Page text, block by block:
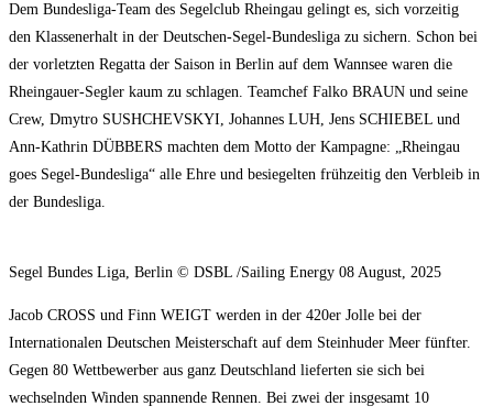
Dem Bundesliga-Team des Segelclub Rheingau gelingt es, sich vorzeitig
den Klassenerhalt in der Deutschen-Segel-Bundesliga zu sichern. Schon bei
der vorletzten Regatta der Saison in Berlin auf dem Wannsee waren die
Rheingauer-Segler kaum zu schlagen. Teamchef Falko BRAUN und seine
Crew, Dmytro SUSHCHEVSKYI, Johannes LUH, Jens SCHIEBEL und
Ann-Kathrin DÜBBERS machten dem Motto der Kampagne: „Rheingau
goes Segel-Bundesliga“ alle Ehre und besiegelten frühzeitig den Verbleib in
der Bundesliga.
Segel Bundes Liga, Berlin © DSBL /Sailing Energy 08 August, 2025
Jacob CROSS und Finn WEIGT werden in der 420er Jolle bei der
Internationalen Deutschen Meisterschaft auf dem Steinhuder Meer fünfter.
Gegen 80 Wettbewerber aus ganz Deutschland lieferten sie sich bei
wechselnden Winden spannende Rennen. Bei zwei der insgesamt 10